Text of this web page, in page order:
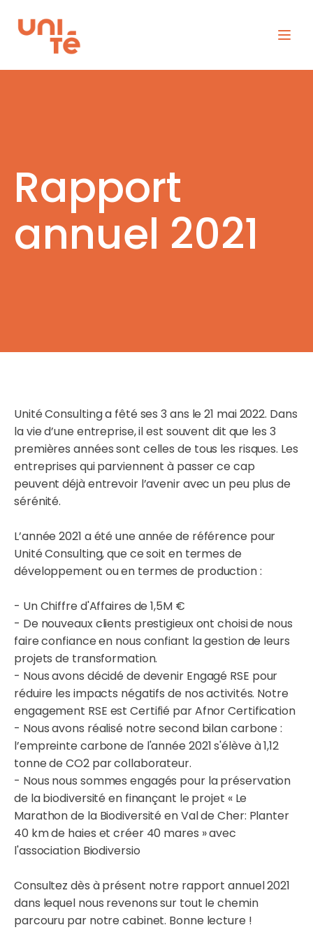
Rapport
annuel 2021
Unité Consulting a fêté ses 3 ans le 21 mai 2022. Dans
la vie d’une entreprise, il est souvent dit que les 3
premières années sont celles de tous les risques. Les
entreprises qui parviennent à passer ce cap
peuvent déjà entrevoir l’avenir avec un peu plus de
sérénité.
L’année 2021 a été une année de référence pour
Unité Consulting, que ce soit en termes de
développement ou en termes de production :
- Un Chiffre d'Affaires de 1,5M €
- De nouveaux clients prestigieux ont choisi de nous
faire confiance en nous confiant la gestion de leurs
projets de transformation.
- Nous avons décidé de devenir Engagé RSE pour
réduire les impacts négatifs de nos activités. Notre
engagement RSE est Certifié par Afnor Certification
- Nous avons réalisé notre second bilan carbone :
l’empreinte carbone de l'année 2021 s'élève à 1,12
tonne de CO2 par collaborateur.
- Nous nous sommes engagés pour la préservation
de la biodiversité en finançant le projet « Le
Marathon de la Biodiversité en Val de Cher: Planter
40 km de haies et créer 40 mares » avec
l'association Biodiversio
Consultez dès à présent notre rapport annuel 2021
dans lequel nous revenons sur tout le chemin
parcouru par notre cabinet. Bonne lecture !